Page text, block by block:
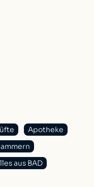
Apotheke
aus BAD